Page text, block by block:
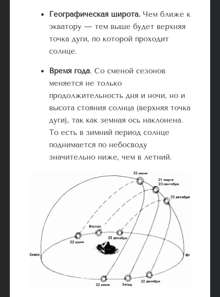
Географическая широта. Чем ближе к
экватору — тем выше будет верхняя
точка дуги, по которой проходит
солнце.
Время года. Со сменой сезонов
меняется не только
продолжительность дня и ночи, но и
высота стояния солнца (верхняя точка
дуги), так как земная ось наклонена.
То есть в зимний период солнце
поднимается по небосводу
значительно ниже, чем в летний.